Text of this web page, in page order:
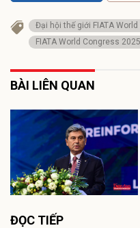
Đại hội thế giới FIATA
FIATA World Congress 2025
BÀI LIÊN QUAN
ĐỌC TIẾP